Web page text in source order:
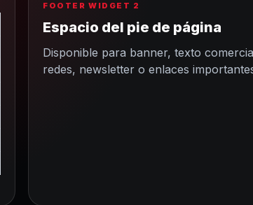
FOOTER WIDGET 2
Espacio del pie de página
Disponible para banner, texto
redes, newsletter o enlaces